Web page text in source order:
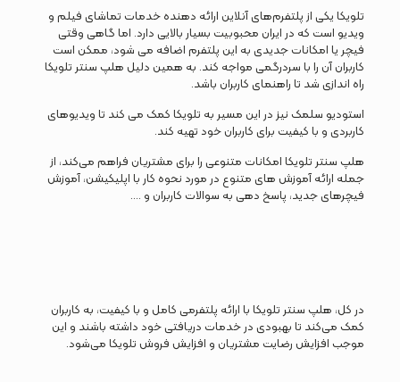
تلویکا یکی از پلتفرم‌های آنلاین ارائه دهنده خدمات تماشای فیلم و
ویدیو است که در ایران محبوبیت بسیار بالایی دارد. اما گاهی وقتی
فیچر یا امکانات جدیدی به این پلتفرم اضافه می شود، ممکن است
کاربران آن را با سردرگمی مواجه کند. به همین دلیل هلپ سنتر تلویکا
راه اندازی شد تا راهنمای کاربران باشد.
استودیو سلمک نیز در این مسیر به تلویکا کمک می کند تا ویدیوهای
کاربردی و با کیفیت برای کاربران خود تهیه کند.
هلپ سنتر تلویکا امکانات متنوعی را برای مشتریان فراهم می‌کند، از
جمله ارائه آموزش های متنوع در مورد نحوه کار با اپلیکیشن، آموزش
فیچرهای جدید، پاسخ دهی به سوالات کاربران و ….
در کل، هلپ سنتر تلویکا با ارائه پلتفرمی کامل و با کیفیت، به کاربران
کمک می‌کند تا بهبودی در خدمات دریافتی خود داشته باشند و این
موجب افزایش رضایت مشتریان و افزایش فروش تلویکا می‌شود.